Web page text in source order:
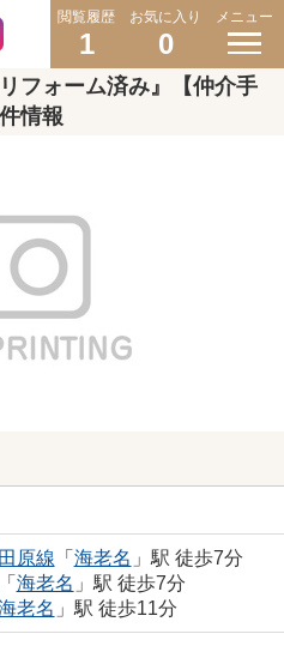
閲覧履歴
1
お気に入り
0
メニュー
フォーム済み』【仲介手
情報
原線 「 海老名 」駅 徒歩7分
「 海老名 」駅 徒歩7分
老名 」駅 徒歩11分